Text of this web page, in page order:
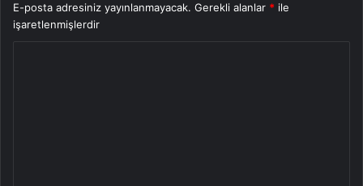
E-posta adresiniz yayınlanmayacak. Gerekli alanlar * ile
işaretlenmişlerdir